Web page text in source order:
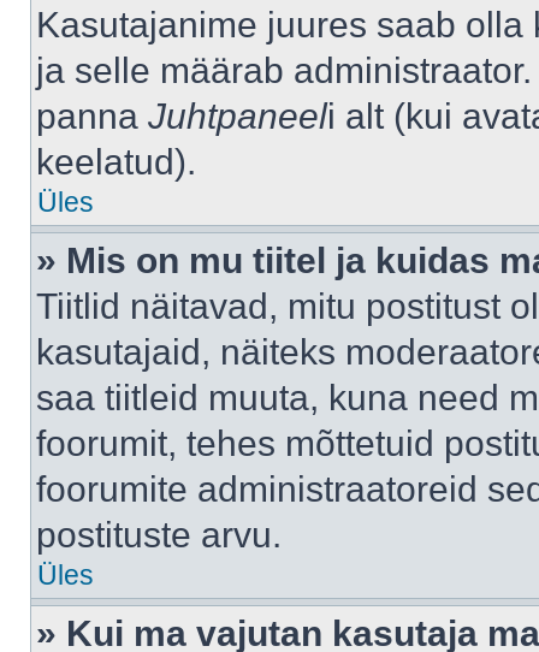
Kasutajanime juures saab
ja selle määrab
panna Juhtpaneeli alt (kui
keelatud).
Üles
» Mis on mu tiitel ja kuidas
Tiitlid näitavad, mitu postitust
kasutajaid, näiteks
saa tiitleid muuta, kuna need
foorumit, tehes mõttetuid
foorumite administraatoreid
postituste arvu.
Üles
» Kui ma vajutan kasutaja